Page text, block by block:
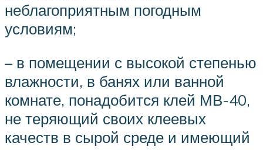
неблагоприятным погодным
условиям;
– в помещении с высокой степенью
влажности, в банях или ванной
комнате, понадобится клей МВ-40,
не теряющий своих клеевых
качеств в сырой среде и имеющий